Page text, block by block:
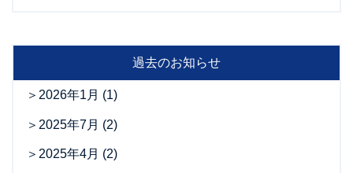
過去のお知らせ
2026年1月 (1)
2025年7月 (2)
2025年4月 (2)